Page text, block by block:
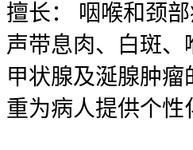
擅长：
咽喉和颈
声带息肉、白斑、
甲状腺及涎腺肿瘤
重为病人提供个性